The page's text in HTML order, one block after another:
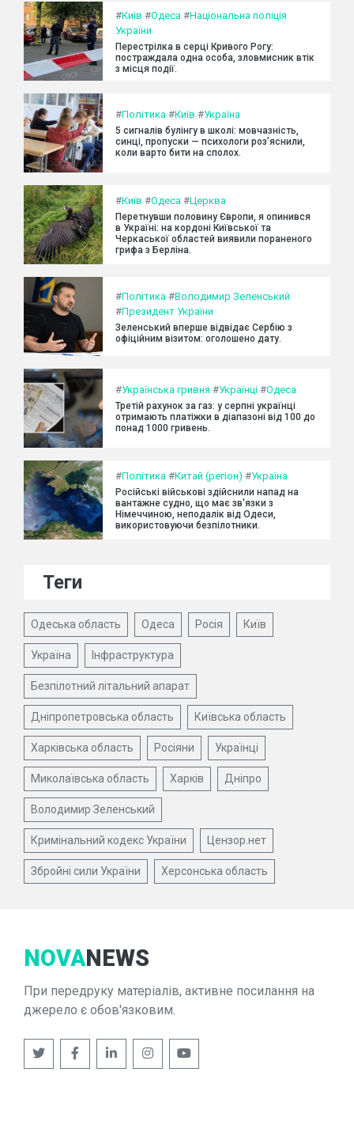
#Київ #Одеса #Національна поліція
України
Перестрілка в серці Кривого Рогу:
постраждала одна особа, зловмисник втік
з місця події.
#Політика #Київ #Україна
5 сигналів булінгу в школі: мовчазність,
синці, пропуски — психологи роз’яснили,
коли варто бити на сполох.
#Київ #Одеса #Церква
Перетнувши половину Європи, я опинився
в Україні: на кордоні Київської та
Черкаської областей виявили пораненого
грифа з Берліна.
#Політика #Володимир Зеленський
#Президент України
Зеленський вперше відвідає Сербію з
офіційним візитом: оголошено дату.
#Українська гривня #Українці #Одеса
Третій рахунок за газ: у серпні українці
отримають платіжки в діапазоні від 100 до
понад 1000 гривень.
#Політика #Китай (регіон) #Україна
Російські військові здійснили напад на
вантажне судно, що має зв'язки з
Німеччиною, неподалік від Одеси,
використовуючи безпілотники.
Теги
Одеська область Одеса Росія Київ
Україна Інфраструктура
Безпілотний літальний апарат
Дніпропетровська область Київська область
Харківська область Росіяни Українці
Миколаївська область Харків Дніпро
Володимир Зеленський
Кримінальний кодекс України Цензор.нет
Збройні сили України Херсонська область
NOVANEWS
При передруку матеріалів, активне посилання на
джерело є обов'язковим.